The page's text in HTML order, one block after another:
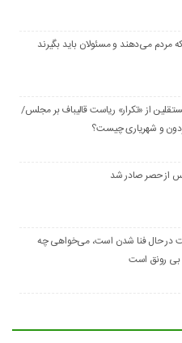
مردم می‌دهند و مسئولان باید بگیرند
از «تکرار» ریاست قالیباف بر مجلس/
و شهریاری چیست؟
از حصر صادر شد
در حال فنا شدن است، می‌خواهی چه
بی رونق است